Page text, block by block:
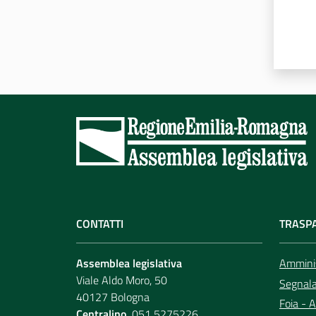
CONTATTI
Assemblea legislativa
Viale Aldo Moro, 50
40127 Bologna
Foia -